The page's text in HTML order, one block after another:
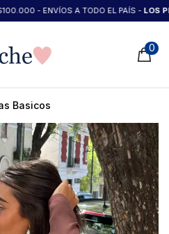
- ENVÍOS A TODO EL PAÍS -LOS
0
Basicos